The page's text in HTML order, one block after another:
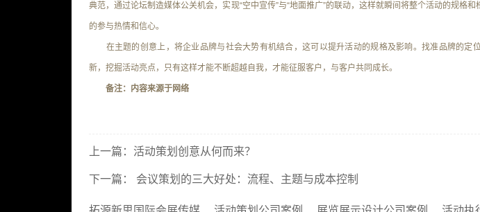
典范，通过论坛制造媒体公关机会，实现“空中宣传”与“地面推广”的联动，这样就瞬间将整个活动的规格
的参与热情和信心。
在主题的创意上，将企业品牌与社会大势有机结合，这可以提升活动的规格及影响。找准品牌的定
新，挖掘活动亮点，只有这样才能不断超越自我，才能征服客户，与客户共同成长。
备注：内容来源于网络
上一篇： 活动策划创意从何而来？
下一篇： 会议策划的三大好处：流程、主题与成本控制